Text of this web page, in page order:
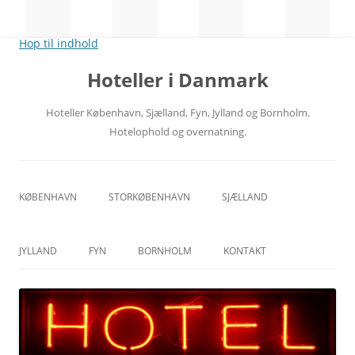
Hop til indhold
Hoteller i Danmark
Hoteller København, Sjælland, Fyn, Jylland og Bornholm.
Hotelophold og overnatning.
KØBENHAVN
CITY
RÅDHUSPLADSEN
HOVEDBANEGÅRDEN
STORKØBENHAVN SJÆLLAND
NORDSJÆLLAND
MIDTSJÆLLAND
VESTSJÆLLAND
JYLLAND
ÅRHUS
FYN
ODENSE
BORNHOLM KONTAKT